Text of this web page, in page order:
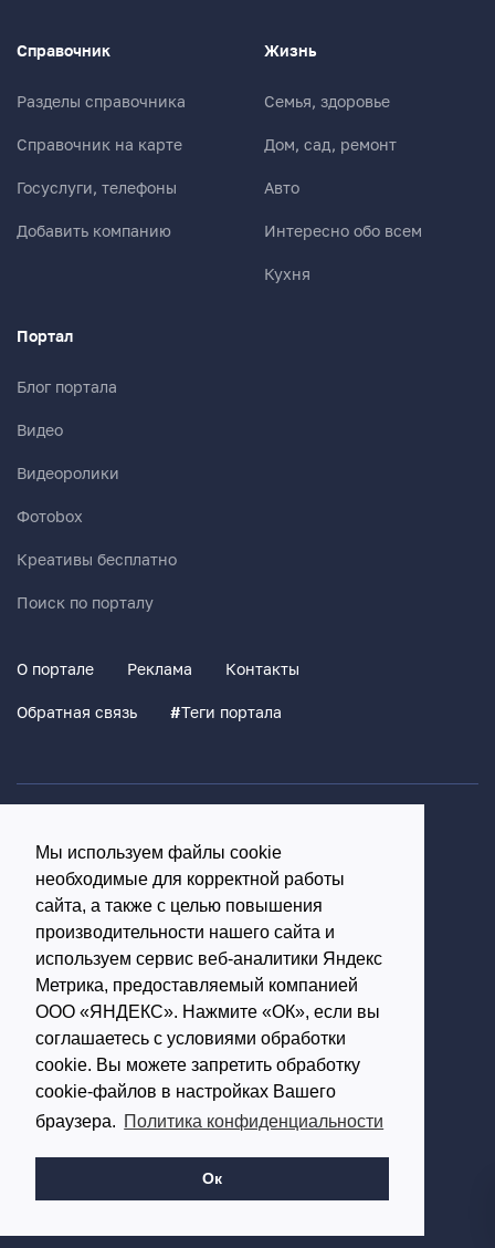
Мы используем файлы cookie
необходимые для корректной работы
сайта, а также с целью повышения
производительности нашего сайта и
используем сервис веб-аналитики Яндекс
Метрика, предоставляемый компанией
ООО «ЯНДЕКС». Нажмите «ОК», если вы
соглашаетесь с условиями обработки
cookie. Вы можете запретить обработку
cookie-файлов в настройках Вашего
браузера. Политика конфиденциальности
Ок
Справочник
Разделы справочника
Справочник на карте
Госуслуги, телефоны
Добавить компанию
Жизнь
Семья, здоровье
Дом, сад, ремонт
Авто
Интересно обо всем
Кухня
Портал
Блог портала
Видео
Видеоролики
Фотоbox
Креативы бесплатно
Поиск по порталу
О портале Реклама Контакты
Обратная связь #Теги портала
Согласие на обработку персональных данных
16+
© Использование материалов возможно только с
письменного разрешения администрации портала
Редакция портала:
Обратиться в Макс
Обратиться в Телеграм
614002, г.Пермь,